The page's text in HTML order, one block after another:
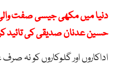
دنیا میں مکھی جیسی صفت والی
حسین عدنان صدیقی کی تائید
اداکاروں اور گلوکاروں کو نہ